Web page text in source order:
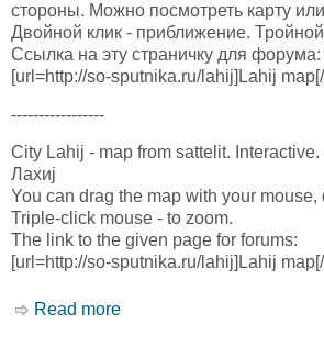
стороны. Можно посмотреть карту
Двойной клик - приближение.
Ссылка на эту страничку для форума:
[url=http://so-sputnika.ru/lahij]Lahij map[/
-----------------
City Lahij - map from sattelit.
Лахиj
You can drag the map with your mouse,
Triple-click mouse - to zoom.
The link to the given page for forums:
[url=http://so-sputnika.ru/lahij]Lahij
Read more